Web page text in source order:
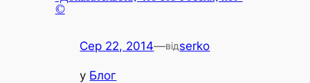
©
Сер 22, 2014—відserko
у Блог